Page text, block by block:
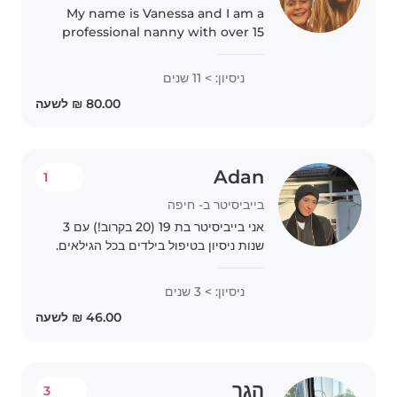
My name is Vanessa and I am a
professional nanny with over 15
school age. I specialize in infant
and toddler care, structured..
ניסיון: > 11 שנים
Adan
בייביסיטר ב- חיפה
1
אני בייביסיטר בת 19 (20 בקרוב!) עם 3
שנות ניסיון בטיפול בילדים בכל הגילאים.
קריאה , יצירה וריקוד 🕺. מסתדרת..
ניסיון: > 3 שנים
הגר 3